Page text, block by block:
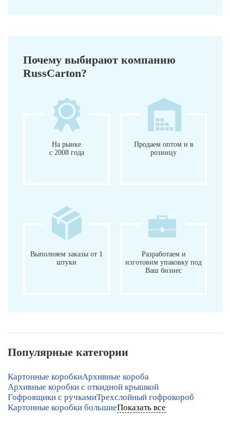
Почему выбирают компанию
RussCarton?
На рынке
с 2008 года
Продаем оптом и в
розницу
Выполняем заказы от 1
штуки
Разработаем и
изготовим упаковку под
Ваш бизнес
Популярные категории
Картонные коробкиАрхивные короба
Архивные коробки с откидной крышкой
Гофроящики с ручкамиТрехслойный гофрокороб
Картонные коробки большиеПоказать все